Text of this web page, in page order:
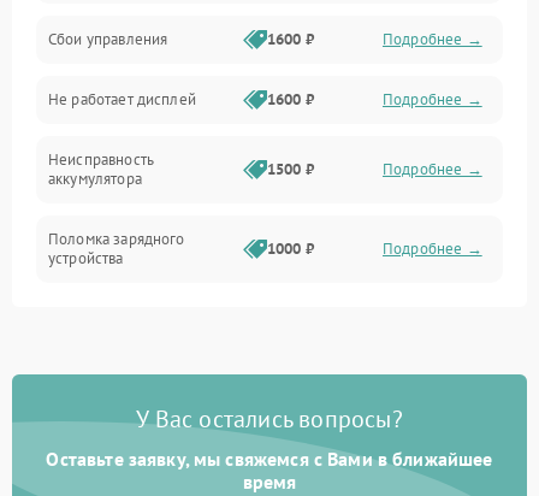
Всасывание
Засор
Привод
Электронные компоненты
Сбои управления 1600 ₽ Подробнее →
Не работает дисплей 1600 ₽ Подробнее →
Неисправность
аккумулятора
1500 ₽ Подробнее →
Поломка зарядного
устройства
1000 ₽ Подробнее →
Поломка кнопки
Неисправность системы
1000 ₽ Подробнее →
У Вас остались вопросы?
Оставьте заявку, мы свяжемся с Вами в ближайшее
время